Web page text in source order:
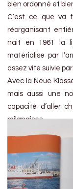
bien ordonné et
C’est ce que va
réorganisant
nait en 1961 la
matérialise par
assez vite suivie
Avec la Neue
mais aussi une
capacité d’aller
milanaises.